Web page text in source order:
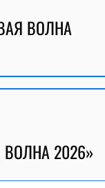
ВОЛНА
2026»